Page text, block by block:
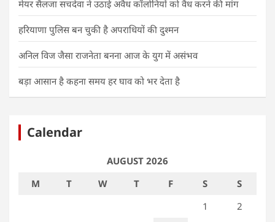
मेयर सैलजा सचदेवा ने उठाई अवैध कॉलोनियों को वैध करने की मांग
हरियाणा पुलिस बन चुकी है अपराधियों की दुश्मन
अनिल विज जैसा राजनेता बनना आज के युग में असंभव
बड़ा आसान है कहना समय हर घाव को भर देता है
Calendar
AUGUST 2026
M
T W T F S
S
1
2